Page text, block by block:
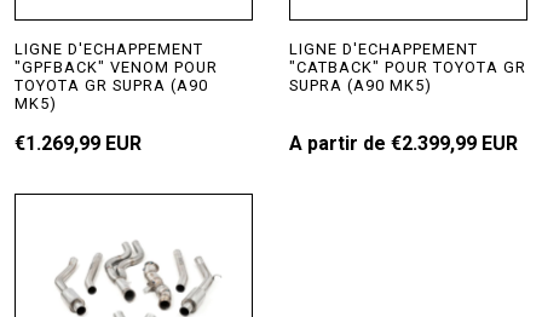
LIGNE D'ECHAPPEMENT
"GPFBACK" VENOM POUR
TOYOTA GR SUPRA (A90
MK5)
€1.269,99 EUR
LIGNE D'ECHAPPEMENT
"CATBACK" POUR TOYOTA GR
SUPRA (A90 MK5)
A partir de €2.399,99 EUR